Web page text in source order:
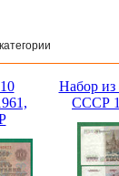
Набор из
СССР